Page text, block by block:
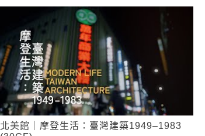
北美館｜摩登生活：臺灣建築1949–1983